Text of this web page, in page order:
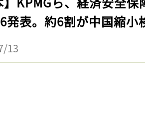
発表。約6割が中国縮小
13